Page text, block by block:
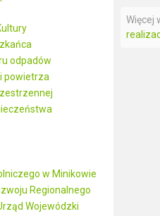
odpadów
powietrza
w Minikowie
Regionalnego
Wojewódzki
Więcej